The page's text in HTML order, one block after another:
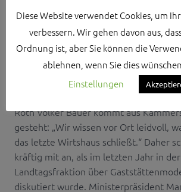
, , DORWIRTSCHAFT
GESELLSCHAFT IMAGE
LÄNDLICHER RAUM ,LANDWIRTSCHAFT
Lkr. Roth (dn) Der
Roth Volker Bauer kommt aus
gesteht: „Wir wissen vor Ort leidvoll,
das letzte Wirtshaus schließt.“ Daher
kräftig mit an, als im letzten Jahr in der
Landtagsfraktion über
diskutiert wurde. Ministerpräsident
Diese Website verwendet Cookies, um
verbessern. Wir gehen davon aus,
Ordnung ist, aber Sie können die
ablehnen, wenn Sie dies
Einstellungen